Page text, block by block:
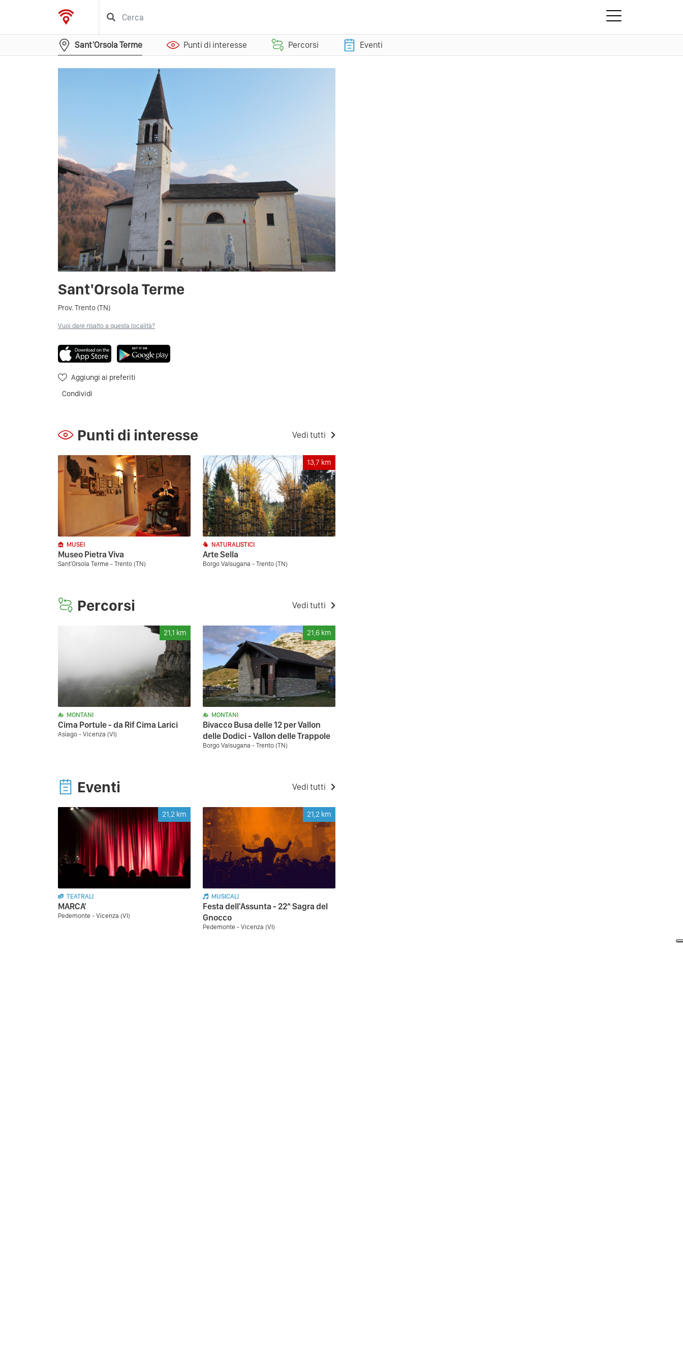
Sant'Orsola Terme Punti di interesse Percorsi Eventi
Sant'Orsola Terme
Prov. Trento (TN)
Vuoi dare risalto a questa località?
Aggiungi ai preferiti
Condividi
Punti di interesse Vedi tutti
MUSEI
Museo Pietra Viva
Sant'Orsola Terme - Trento (TN)
13,7 km
NATURALISTICI
Arte Sella
Borgo Valsugana - Trento (TN)
Percorsi Vedi tutti
21,1 km
MONTANI
Cima Portule - da Rif Cima Larici
Asiago - Vicenza (VI)
21,6 km
MONTANI
Bivacco Busa delle 12 per Vallon
delle Dodici - Vallon delle Trappole
Borgo Valsugana - Trento (TN)
Eventi Vedi tutti
21,2 km
TEATRALI
MARCA'
Pedemonte - Vicenza (VI)
21,2 km
MUSICALI
Festa dell'Assunta - 22^ Sagra del
Gnocco
Pedemonte - Vicenza (VI)